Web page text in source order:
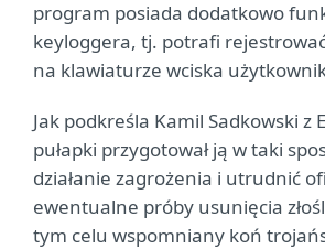
program posiada dodatkowo
keyloggera, tj. potrafi
na klawiaturze wciska
Jak podkreśla Kamil Sadkowski z
pułapki przygotował ją w taki
działanie zagrożenia i utrudnić
ewentualne próby usunięcia
tym celu wspomniany koń